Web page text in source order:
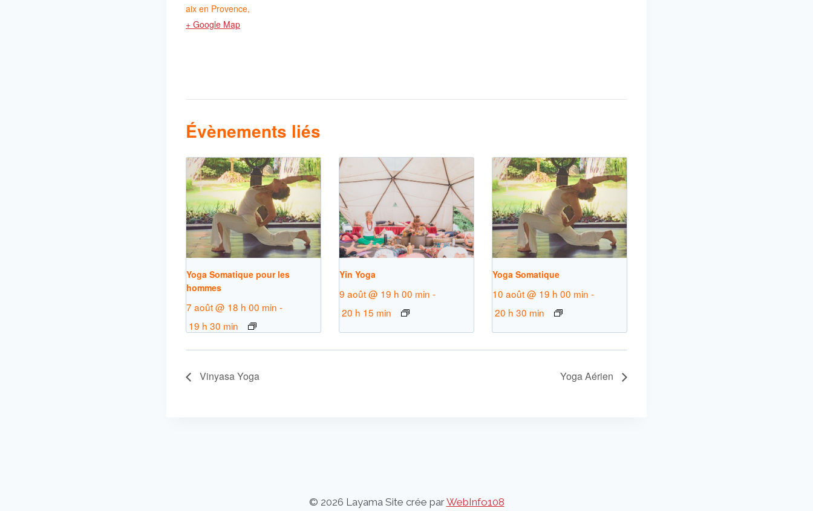
aix en Provence,
+ Google Map
Évènements liés
Yoga Somatique pour les
hommes
7 août @ 18 h 00 min -
19 h 30 min
Yin Yoga
9 août @ 19 h 00 min -
20 h 15 min
Yoga Somatique
10 août @ 19 h 00 min -
20 h 30 min
Vinyasa Yoga Yoga Aérien
© 2026 Layama Site crée parWebInfo108